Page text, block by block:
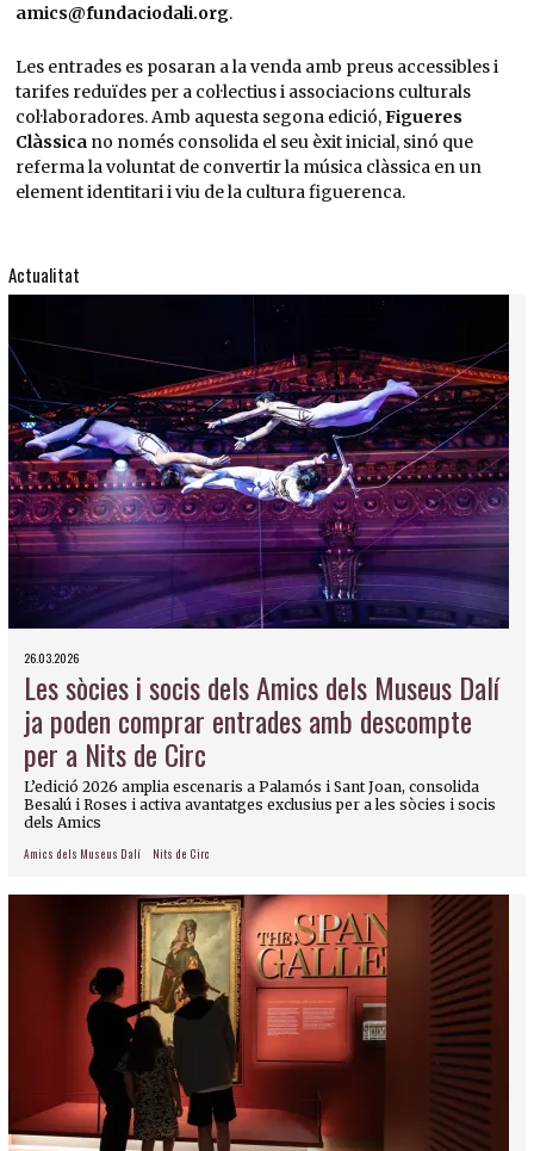
amics@fundaciodali.org.
Les entrades es posaran a la venda amb preus accessibles i
tarifes reduïdes per a col·lectius i associacions culturals
col·laboradores. Amb aquesta segona edició,Figueres
Clàssicano només consolida el seu èxit inicial, sinó que
referma la voluntat de convertir la música clàssica en un
element identitari i viu de la cultura figuerenca.
Actualitat
26.03.2026
Les sòcies i socis dels Amics dels Museus Dalí
ja poden comprar entrades amb descompte
per a Nits de Circ
L’edició 2026 amplia escenaris a Palamós i Sant Joan, consolida
Besalú i Roses i activa avantatges exclusius per a les sòcies i socis
dels Amics
Amics dels Museus Dalí Nits de Circ